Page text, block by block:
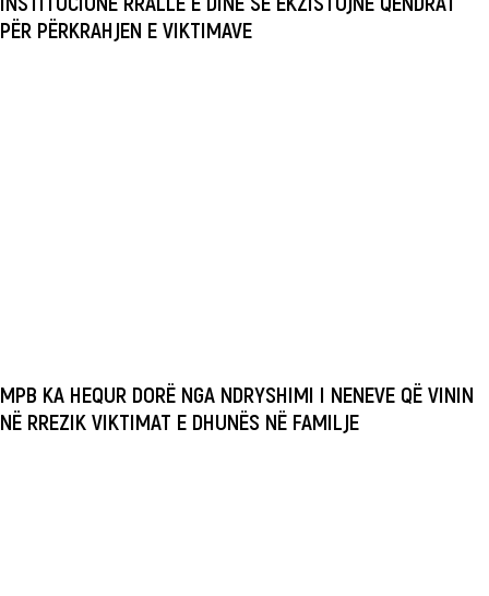
PËR PËRKRAHJEN E VIKTIMAVE
MPB KA HEQUR DORË NGA NDRYSHIMI I NENEVE QË VININ
NË RREZIK VIKTIMAT E DHUNËS NË FAMILJE